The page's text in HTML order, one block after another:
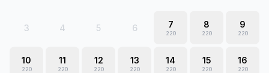
3 4 5 6 7
220
8
220
9
220
10
220
11
220
12
220
13
220
14
220
15
220
16
220